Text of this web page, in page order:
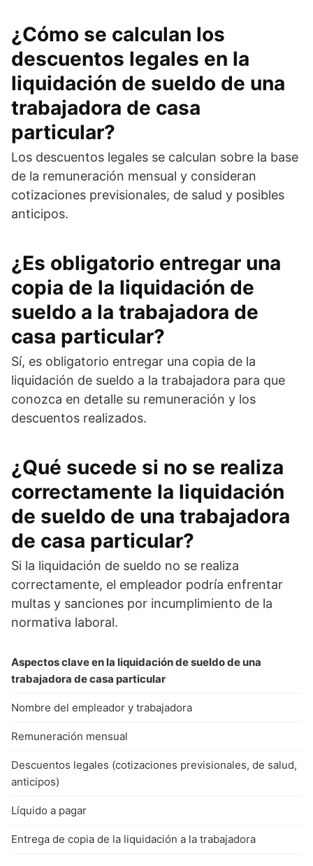
¿Cómo se calculan los
descuentos legales en la
liquidación de sueldo de una
trabajadora de casa
particular?
Los descuentos legales se calculan sobre la base
de la remuneración mensual y consideran
cotizaciones previsionales, de salud y posibles
anticipos.
¿Es obligatorio entregar una
copia de la liquidación de
sueldo a la trabajadora de
casa particular?
Sí, es obligatorio entregar una copia de la
liquidación de sueldo a la trabajadora para que
conozca en detalle su remuneración y los
descuentos realizados.
¿Qué sucede si no se realiza
correctamente la liquidación
de sueldo de una trabajadora
de casa particular?
Si la liquidación de sueldo no se realiza
correctamente, el empleador podría enfrentar
multas y sanciones por incumplimiento de la
normativa laboral.
Aspectos clave en la liquidación de sueldo de una
trabajadora de casa particular
Nombre del empleador y trabajadora
Remuneración mensual
Descuentos legales (cotizaciones previsionales, de salud,
anticipos)
Líquido a pagar
Entrega de copia de la liquidación a la trabajadora